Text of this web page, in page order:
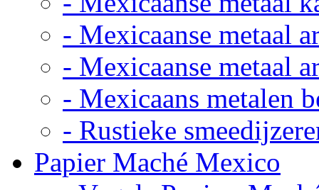
- Mexicaanse metaal
- Mexicaanse metaal
- Mexicaans metalen
- Rustieke
Papier Maché Mexico